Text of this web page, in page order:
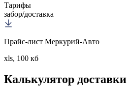
Тарифы
забор/доставка
Прайс-лист Меркурий-Авто
xls, 100 кб
Калькулятор доставки